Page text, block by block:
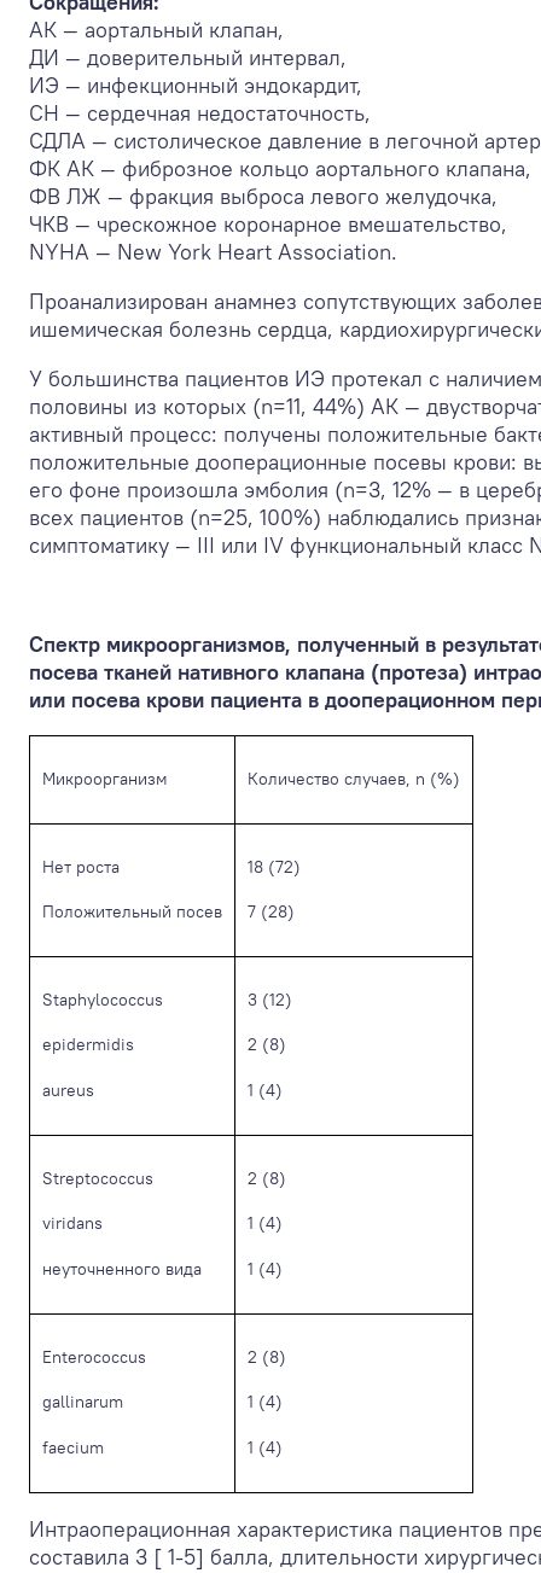
АК — аортальный клапан,
ДИ — доверительный интервал,
ИЭ — инфекционный эндокардит,
СН — сердечная недостаточность,
СДЛА — систолическое давление в легочной
ФК АК — фиброзное кольцо аортального клапана,
ФВ ЛЖ — фракция выброса левого желудочка,
ЧКВ — чрескожное коронарное вмешательство,
NYHA — New York Heart Association.
Проанализирован анамнез сопутствующих
ишемическая болезнь сердца,
У большинства пациентов ИЭ протекал с
половины из которых (n=11, 44%) АК —
активный процесс: получены положительные
положительные дооперационные посевы крови:
его фоне произошла эмболия (n=3, 12% — в
всех пациентов (n=25, 100%) наблюдались
симптоматику — III или IV функциональный класс
Спектр микроорганизмов, полученный в
посева тканей нативного клапана (протеза)
или посева крови пациента в дооперационном
Микроорганизм Количество случаев, n (%)
Нет роста
Положительный посев
18 (72)
7 (28)
Staphylococcus
epidermidis
aureus
3 (12)
2 (8)
1 (4)
Streptococcus
viridans
неуточненного вида
2 (8)
1 (4)
1 (4)
Enterococcus
gallinarum
faecium
2 (8)
1 (4)
1 (4)
Интраоперационная характеристика пациентов
составила 3 [ 1-5] балла, длительности